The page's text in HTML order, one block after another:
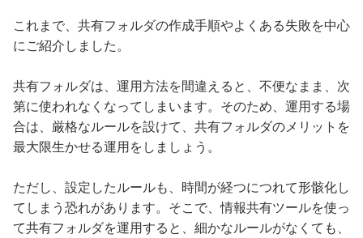
これまで、共有フォルダの作成手順やよくある失敗を中心
にご紹介しました。
共有フォルダは、運用方法を間違えると、不便なまま、次
第に使われなくなってしまいます。そのため、運用する場
合は、厳格なルールを設けて、共有フォルダのメリットを
最大限生かせる運用をしましょう。
ただし、設定したルールも、時間が経つにつれて形骸化し
てしまう恐れがあります。そこで、情報共有ツールを使っ
て共有フォルダを運用すると、細かなルールがなくても、